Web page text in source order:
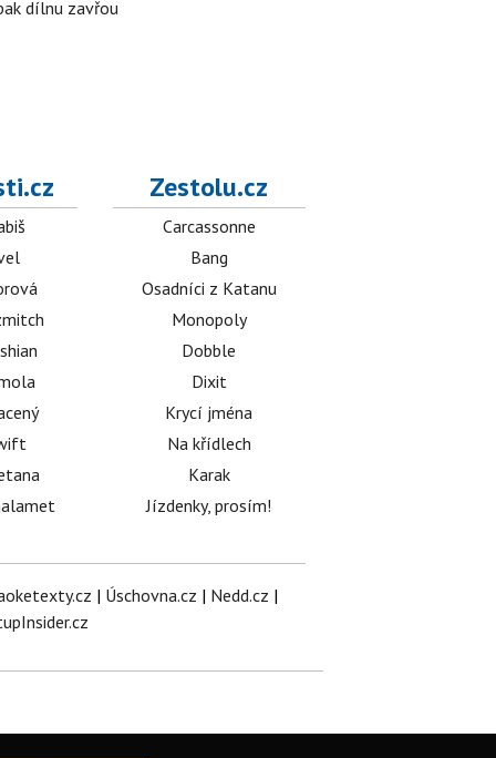
dílnu zavřou
Zestolu.cz
Carcassonne
Bang
Osadníci z Katanu
Monopoly
Dobble
Dixit
Krycí jména
Na křídlech
Karak
Jízdenky, prosím!
| Úschovna.cz | Nedd.cz |